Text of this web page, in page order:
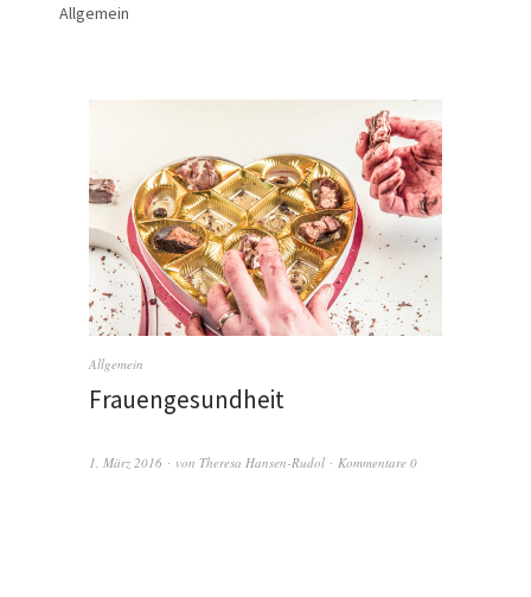
Allgemein
Allgemein
Frauengesundheit
1. März 2016 von Theresa Hansen-Rudol Kommentare 0